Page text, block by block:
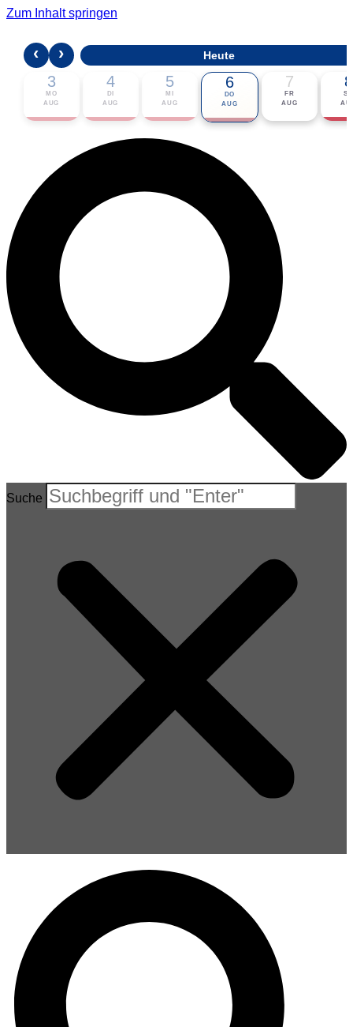
Zum Inhalt springen
🎟 Karten bestellen
‹ › Heute
3
MO
AUG
4
DI
AUG
5
MI
AUG
6
DO
AUG
7
FR
AUG
8
SA
Suche